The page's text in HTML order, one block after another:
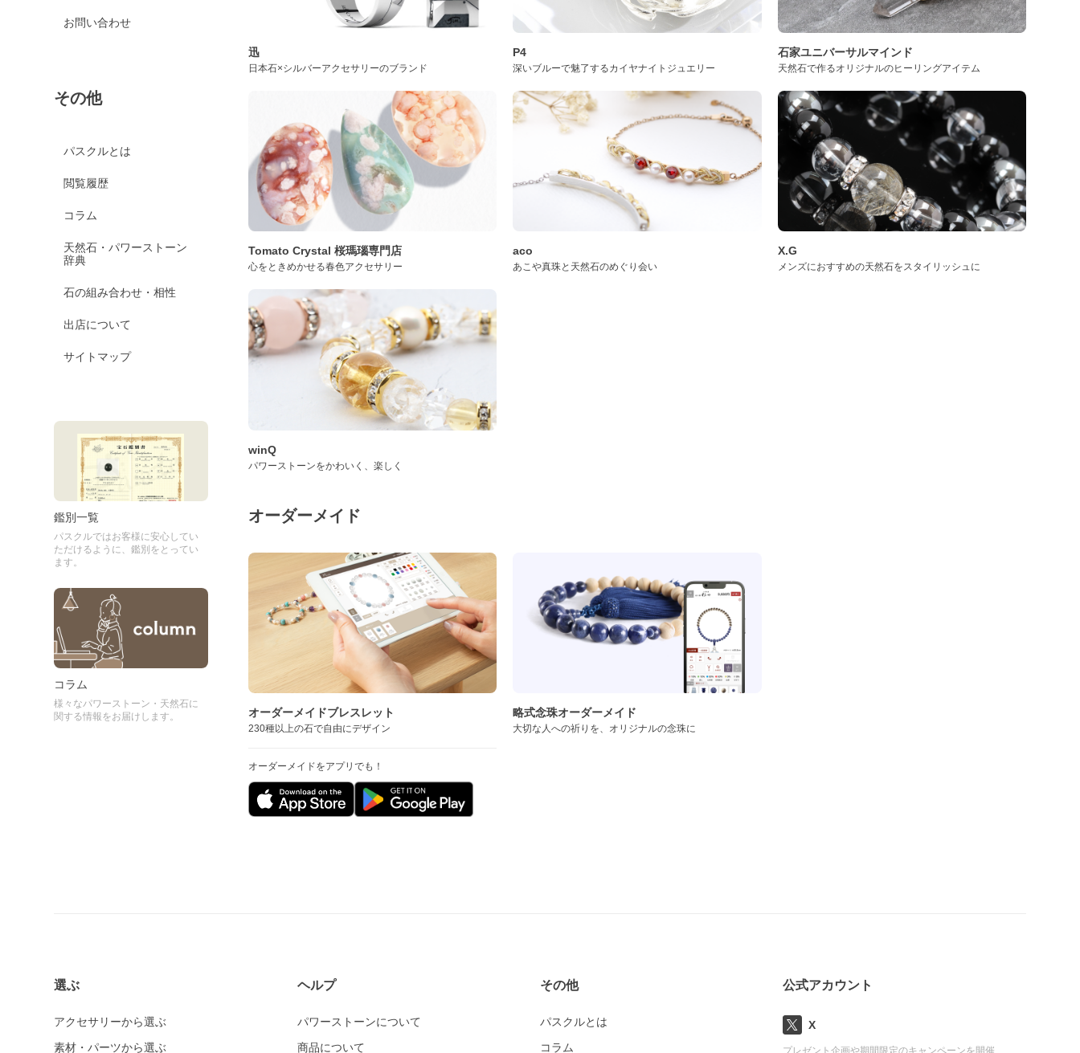
お問い合わせ
その他
パスクルとは
閲覧履歴
コラム
天然石・パワーストーン
辞典
石の組み合わせ・相性
出店について
サイトマップ
鑑別一覧
パスクルではお客様に安心してい
ただけるように、鑑別をとってい
ます。
コラム
様々なパワーストーン・天然石に
関する情報をお届けします。
迅
日本石×シルバーアクセサリーのブランド
P4
深いブルーで魅了するカイヤナイトジュエリー
石家ユニバーサルマインド
天然石で作るオリジナルのヒーリングアイテム
Tomato Crystal 桜瑪瑙専門店
心をときめかせる春色アクセサリー
aco
あこや真珠と天然石のめぐり会い
X.G
メンズにおすすめの天然石をスタイリッシュに
winQ
パワーストーンをかわいく、楽しく
オーダーメイド
オーダーメイドブレスレット
230種以上の石で自由にデザイン
オーダーメイドをアプリでも！
略式念珠オーダーメイド
大切な人への祈りを、オリジナルの念珠に
選ぶ
アクセサリーから選ぶ
素材・パーツから選ぶ
ヘルプ
パワーストーンについて
商品について
その他
パスクルとは
コラム
公式アカウント
X